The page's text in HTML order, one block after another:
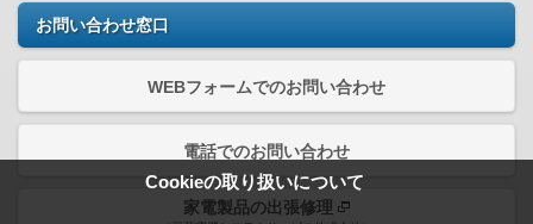
Cookieの取り扱いについて
お問い合わせ窓口
WEBフォームでのお問い合わせ
電話でのお問い合わせ
家電製品の出張修理